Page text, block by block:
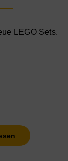
LEGO Sets.